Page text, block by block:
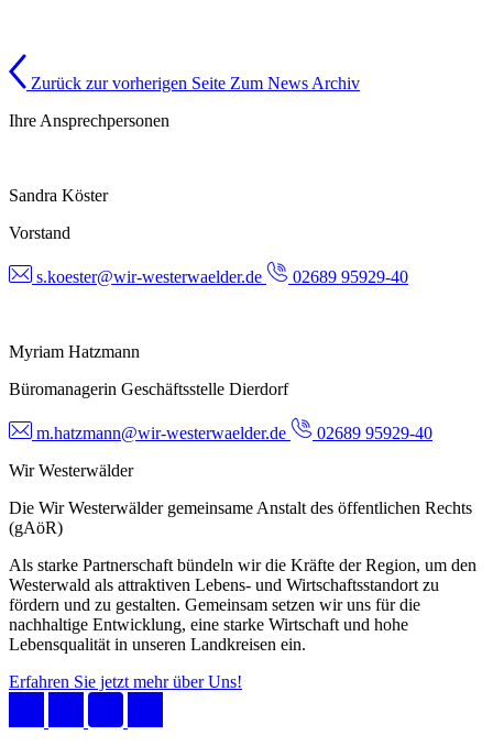
Zurück zur vorherigen Seite Zum News Archiv
Ihre Ansprechpersonen
Sandra Köster
Vorstand
s.koester@wir-westerwaelder.de 02689 95929-40
Myriam Hatzmann
Büromanagerin Geschäftsstelle Dierdorf
m.hatzmann@wir-westerwaelder.de
02689 95929-40
Wir Westerwälder
Die Wir Westerwälder gemeinsame Anstalt des öffentlichen Rechts
(gAöR)
Als starke Partnerschaft bündeln wir die Kräfte der Region, um den
Westerwald als attraktiven Lebens- und Wirtschaftsstandort zu
fördern und zu gestalten. Gemeinsam setzen wir uns für die
nachhaltige Entwicklung, eine starke Wirtschaft und hohe
Lebensqualität in unseren Landkreisen ein.
Erfahren Sie jetzt mehr über Uns!